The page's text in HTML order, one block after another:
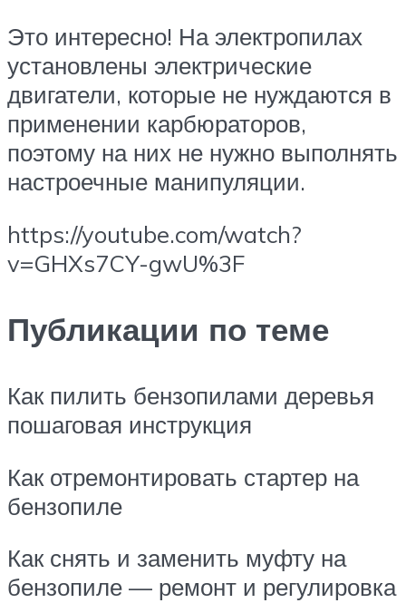
Это интересно! На электропилах
установлены электрические
двигатели, которые не нуждаются в
применении карбюраторов,
поэтому на них не нужно выполнять
настроечные манипуляции.
https://youtube.com/watch?
v=GHXs7CY-gwU%3F
Публикации по теме
Как пилить бензопилами деревья
пошаговая инструкция
Как отремонтировать стартер на
бензопиле
Как снять и заменить муфту на
бензопиле — ремонт и регулировка